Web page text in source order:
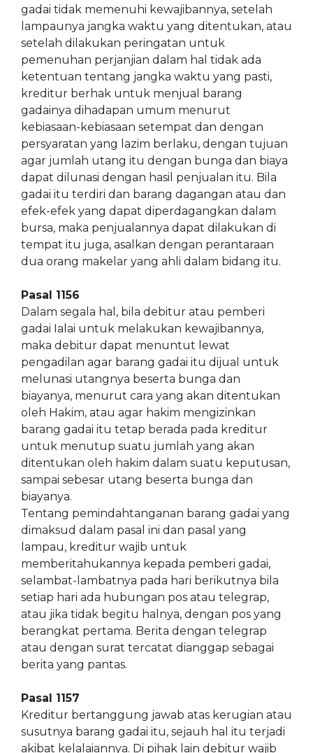
gadai tidak memenuhi kewajibannya, setelah
lampaunya jangka waktu yang ditentukan, atau
setelah dilakukan peringatan untuk
pemenuhan perjanjian dalam hal tidak ada
ketentuan tentang jangka waktu yang pasti,
kreditur berhak untuk menjual barang
gadainya dihadapan umum menurut
kebiasaan-kebiasaan setempat dan dengan
persyaratan yang lazim berlaku, dengan tujuan
agar jumlah utang itu dengan bunga dan biaya
dapat dilunasi dengan hasil penjualan itu. Bila
gadai itu terdiri dan barang dagangan atau dan
efek-efek yang dapat diperdagangkan dalam
bursa, maka penjualannya dapat dilakukan di
tempat itu juga, asalkan dengan perantaraan
dua orang makelar yang ahli dalam bidang itu.
Pasal 1156
Dalam segala hal, bila debitur atau pemberi
gadai Ialai untuk melakukan kewajibannya,
maka debitur dapat menuntut lewat
pengadilan agar barang gadai itu dijual untuk
melunasi utangnya beserta bunga dan
biayanya, menurut cara yang akan ditentukan
oleh Hakim, atau agar hakim mengizinkan
barang gadai itu tetap berada pada kreditur
untuk menutup suatu jumlah yang akan
ditentukan oleh hakim dalam suatu keputusan,
sampai sebesar utang beserta bunga dan
biayanya.
Tentang pemindahtanganan barang gadai yang
dimaksud dalam pasal ini dan pasal yang
lampau, kreditur wajib untuk
memberitahukannya kepada pemberi gadai,
selambat-lambatnya pada hari berikutnya bila
setiap hari ada hubungan pos atau telegrap,
atau jika tidak begitu halnya, dengan pos yang
berangkat pertama. Berita dengan telegrap
atau dengan surat tercatat dianggap sebagai
berita yang pantas.
Pasal 1157
Kreditur bertanggung jawab atas kerugian atau
susutnya barang gadai itu, sejauh hal itu terjadi
akibat kelalaiannya. Di pihak lain debitur wajib